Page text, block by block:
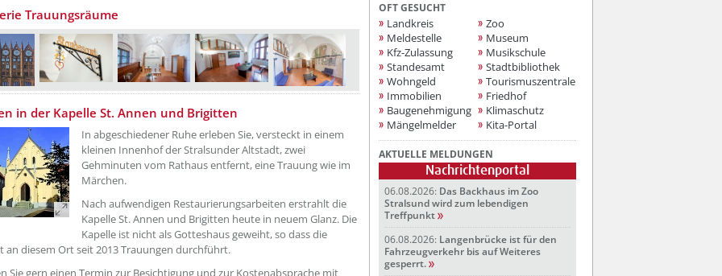
Trauungsräume
titel ???
in der Kapelle St. Annen und Brigitten
In abgeschiedener Ruhe erleben Sie, versteckt in einem
kleinen Innenhof der Stralsunder Altstadt, zwei
Gehminuten vom Rathaus entfernt, eine Trauung wie im
Märchen.
Nach aufwendigen Restaurierungsarbeiten erstrahlt die
Kapelle St. Annen und Brigitten heute in neuem Glanz. Die
Kapelle ist nicht als Gotteshaus geweiht, so dass die
an diesem Ort seit 2013 Trauungen durchführt.
Sie gern einen Termin zur Besichtigung und zur Kostenabsprache mit
OFT GESUCHT
Landkreis
Meldestelle
Kfz-Zulassung
Standesamt
Wohngeld
Immobilien
Baugenehmigung
Mängelmelder
Zoo
Museum
Musikschule
Stadtbibliothek
Tourismuszentrale
Friedhof
Klimaschutz
Kita-Portal
AKTUELLE MELDUNGEN
Nachrichtenportal
06.08.2026: Das Backhaus im Zoo
Stralsund wird zum lebendigen
Treffpunkt
06.08.2026: Langenbrücke ist für den
Fahrzeugverkehr bis auf Weiteres
gesperrt.